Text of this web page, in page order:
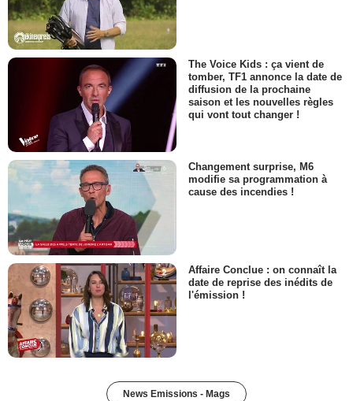
The Voice Kids : ça vient de
tomber, TF1 annonce la date de
diffusion de la prochaine
saison et les nouvelles règles
qui vont tout changer !
Changement surprise, M6
modifie sa programmation à
cause des incendies !
Affaire Conclue : on connaît la
date de reprise des inédits de
l'émission !
News Emissions - Mags